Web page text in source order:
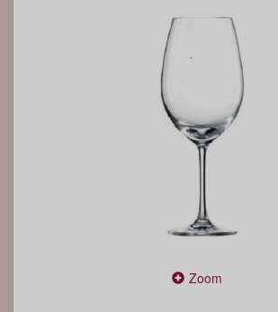
Zoom